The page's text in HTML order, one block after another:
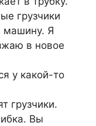
грузчики
Я
в новое
у какой-то
грузчики.
Вы